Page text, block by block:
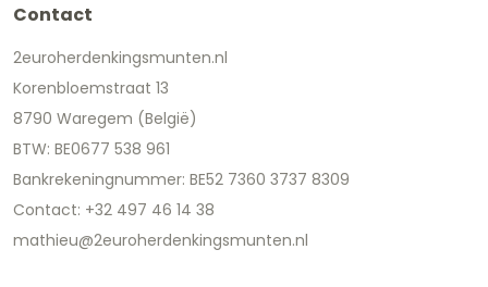
Contact
2euroherdenkingsmunten.nl
Korenbloemstraat 13
8790 Waregem (België)
BTW: BE0677 538 961
Bankrekeningnummer: BE52 7360 3737 8309
Contact: +32 497 46 14 38
mathieu@2euroherdenkingsmunten.nl